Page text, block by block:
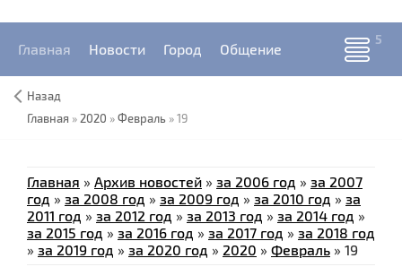
Главная Новости Город Общение
Назад
Главная » 2020 »Февраль »19
Главная » Архив новостей » за 2006 год » за 2007
год » за 2008 год » за 2009 год » за 2010 год » за
2011 год » за 2012 год » за 2013 год » за 2014 год »
за 2015 год » за 2016 год » за 2017 год » за 2018 год
» за 2019 год » за 2020 год » 2020 » Февраль » 19